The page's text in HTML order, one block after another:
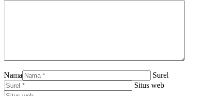
Nama
Surel
Situs web